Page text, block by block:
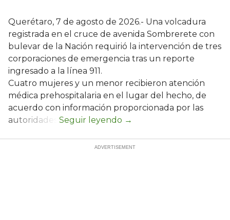
Querétaro, 7 de agosto de 2026.- Una volcadura
registrada en el cruce de avenida Sombrerete con
bulevar de la Nación requirió la intervención de tres
corporaciones de emergencia tras un reporte
ingresado a la línea 911.
Cuatro mujeres y un menor recibieron atención
médica prehospitalaria en el lugar del hecho, de
acuerdo con información proporcionada por las
autoridades.